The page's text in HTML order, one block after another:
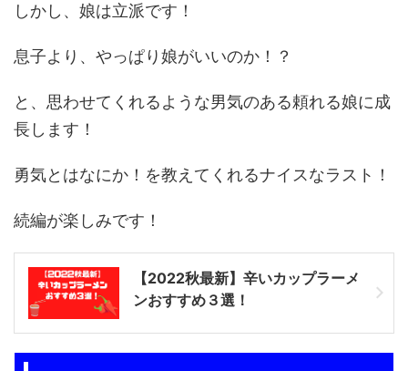
しかし、娘は立派です！
息子より、やっぱり娘がいいのか！？
と、思わせてくれるような男気のある頼れる娘に成
長します！
勇気とはなにか！を教えてくれるナイスなラスト！
続編が楽しみです！
【2022秋最新】辛いカップラーメ
ンおすすめ３選！